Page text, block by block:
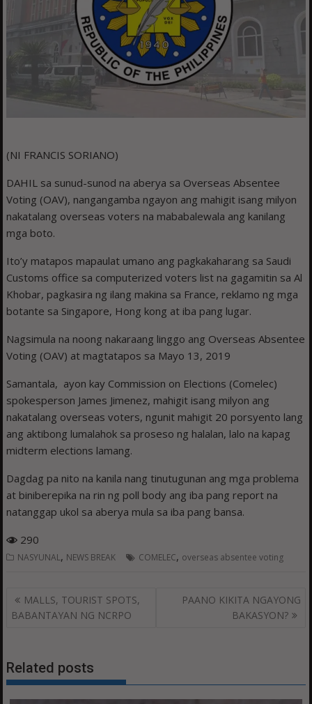
(NI FRANCIS SORIANO)
DAHIL sa sunud-sunod na aberya sa Overseas Absentee
Voting (OAV), nangangamba ngayon ang mahigit isang milyon
nakatalang overseas voters na mababalewala ang kanilang
mga boto.
Ito’y matapos mapaulat umano ang pagkakaharang sa Saudi
Customs office sa computerized voters list na gagamitin sa Al
Khobar, pagkasira ng ilang makina sa France, reklamo ng mga
botante sa Singapore, Hong kong at iba pang lugar.
Nagsimula na noong nakaraang linggo ang Overseas Absentee
Voting (OAV) at magtatapos sa Mayo 13, 2019
Samantala, ayon kay Commission on Elections (Comelec)
spokesperson James Jimenez, mahigit isang milyon ang
nakatalang overseas voters, ngunit mahigit 20 porsyento lang
ang aktibong lumalahok sa proseso ng halalan, lalo na kapag
midterm elections lamang.
Dagdag pa nito na kanila nang tinutugunan ang mga problema
at biniberepika na rin ng poll body ang iba pang report na
natanggap ukol sa aberya mula sa iba pang bansa.
290
NASYUNAL, NEWS BREAK COMELEC, overseas absentee voting
Post
navigation
MALLS, TOURIST SPOTS,
BABANTAYAN NG NCRPO
PAANO KIKITA NGAYONG
BAKASYON?
Related posts